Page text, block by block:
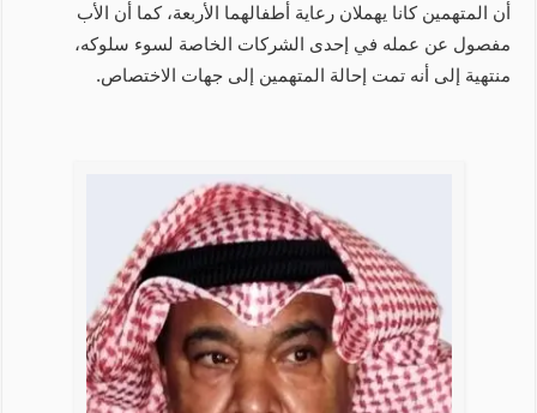
أن المتهمين كانا يهملان رعاية أطفالهما الأربعة، كما أن الأب
مفصول عن عمله في إحدى الشركات الخاصة لسوء سلوكه،
منتهية إلى أنه تمت إحالة المتهمين إلى جهات الاختصاص.